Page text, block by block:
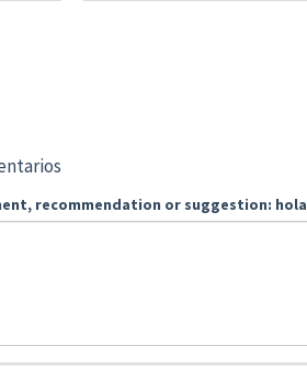
recommendation or suggestion: hola